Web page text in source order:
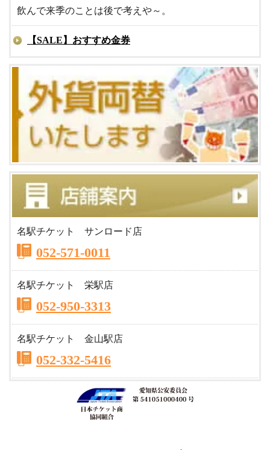
飲んで来季のことは後で考えや～。
【SALE】おすすめ金券
名駅チケット サンロード店
052-571-0011
名駅チケット 栄駅店
052-950-3313
名駅チケット 金山駅店
052-332-5416